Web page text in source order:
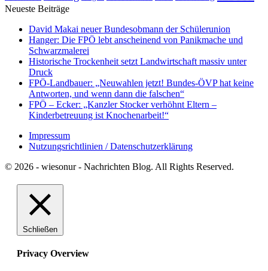
Neueste Beiträge
David Makai neuer Bundesobmann der Schülerunion
Hanger: Die FPÖ lebt anscheinend von Panikmache und
Schwarzmalerei
Historische Trockenheit setzt Landwirtschaft massiv unter
Druck
FPÖ-Landbauer: „Neuwahlen jetzt! Bundes-ÖVP hat keine
Antworten, und wenn dann die falschen“
FPÖ – Ecker: „Kanzler Stocker verhöhnt Eltern –
Kinderbetreuung ist Knochenarbeit!“
Impressum
Nutzungsrichtlinien / Datenschutzerklärung
© 2026 - wiesonur - Nachrichten Blog. All Rights Reserved.
Schließen
Privacy Overview